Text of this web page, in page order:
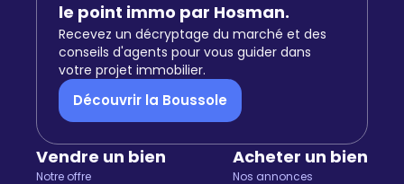
le point immo par Hosman.
Recevez un décryptage du marché et des
conseils d'agents pour vous guider dans
votre projet immobilier.
Découvrir la Boussole
Vendre un bien
Notre offre
Acheter un bien
Nos annonces